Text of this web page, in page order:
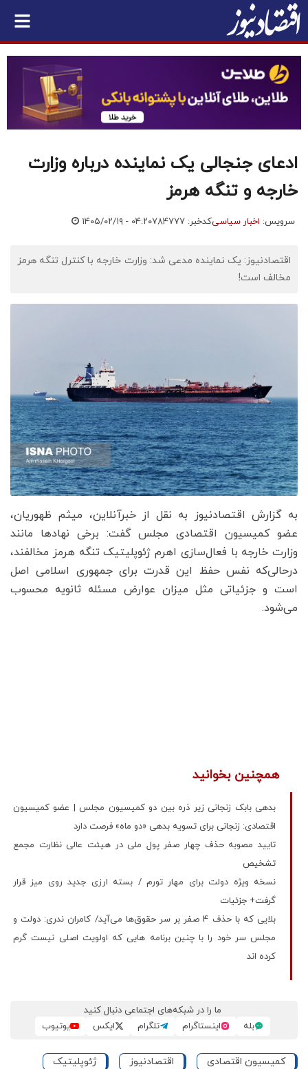
ادعای جنجالی یک نماینده درباره وزارت
خارجه و تنگه هرمز
سرویس: اخبار سیاسیکدخبر: ۷۸۴۷۷۷ ۱۴۰۵/۰۲/۱۹ - ۰۴:۲۰
اقتصادنیوز: یک نماینده مدعی شد: وزارت خارجه با کنترل تنگه هرمز
مخالف است!
به گزارش اقتصادنیوز به نقل از خبرآنلاین، میثم ظهوریان،
عضو کمیسیون اقتصادی مجلس گفت: برخی نهادها مانند
وزارت خارجه با فعال‌سازی اهرم ژئوپلیتیک تنگه هرمز مخالفند،
درحالی‌که نفس حفظ این قدرت برای جمهوری اسلامی اصل
است و جزئیاتی مثل میزان عوارض مسئله ثانویه محسوب
می‌شود.
همچنین بخوانید
بدهی بابک زنجانی زیر ذره بین دو کمیسیون مجلس | عضو کمیسیون
اقتصادی: زنجانی برای تسویه بدهی «دو ماه» فرصت دارد
تایید مصوبه حذف چهار صفر پول ملی در هیئت عالی نظارت مجمع
تشخیص
نسخه ویژه دولت برای مهار تورم / بسته ارزی جدید روی میز قرار
گرفت+ جزئیات
بلایی که با حذف 4 صفر بر سر حقوق‌ها می‌آید/ کامران ندری: دولت و
مجلس سر خود را با چنین برنامه هایی که اولویت اصلی نیست گرم
کرده اند
ما را در شبکه‌های اجتماعی دنبال کنید
بله
اینستاگرام تلگرام ایکس یوتیوب
کمیسیون اقتصادی اقتصادنیوز
ژئوپلیتیک